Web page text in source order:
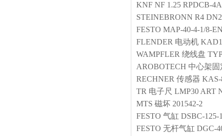
KNF NF 1.25 RPDCB-4A
STEINEBRONN R4
FESTO MAP-40-4-1/8-
FLENDER 电动机
WAMPFLER 绕线盘
AROBOTECH 中心架固
RECHNER 传感器 KAS-
TR 电子尺 LMP30 ART
MTS 磁坏 201542-2
FESTO 气缸 DSBC-125-
FESTO 无杆气缸 DGC-